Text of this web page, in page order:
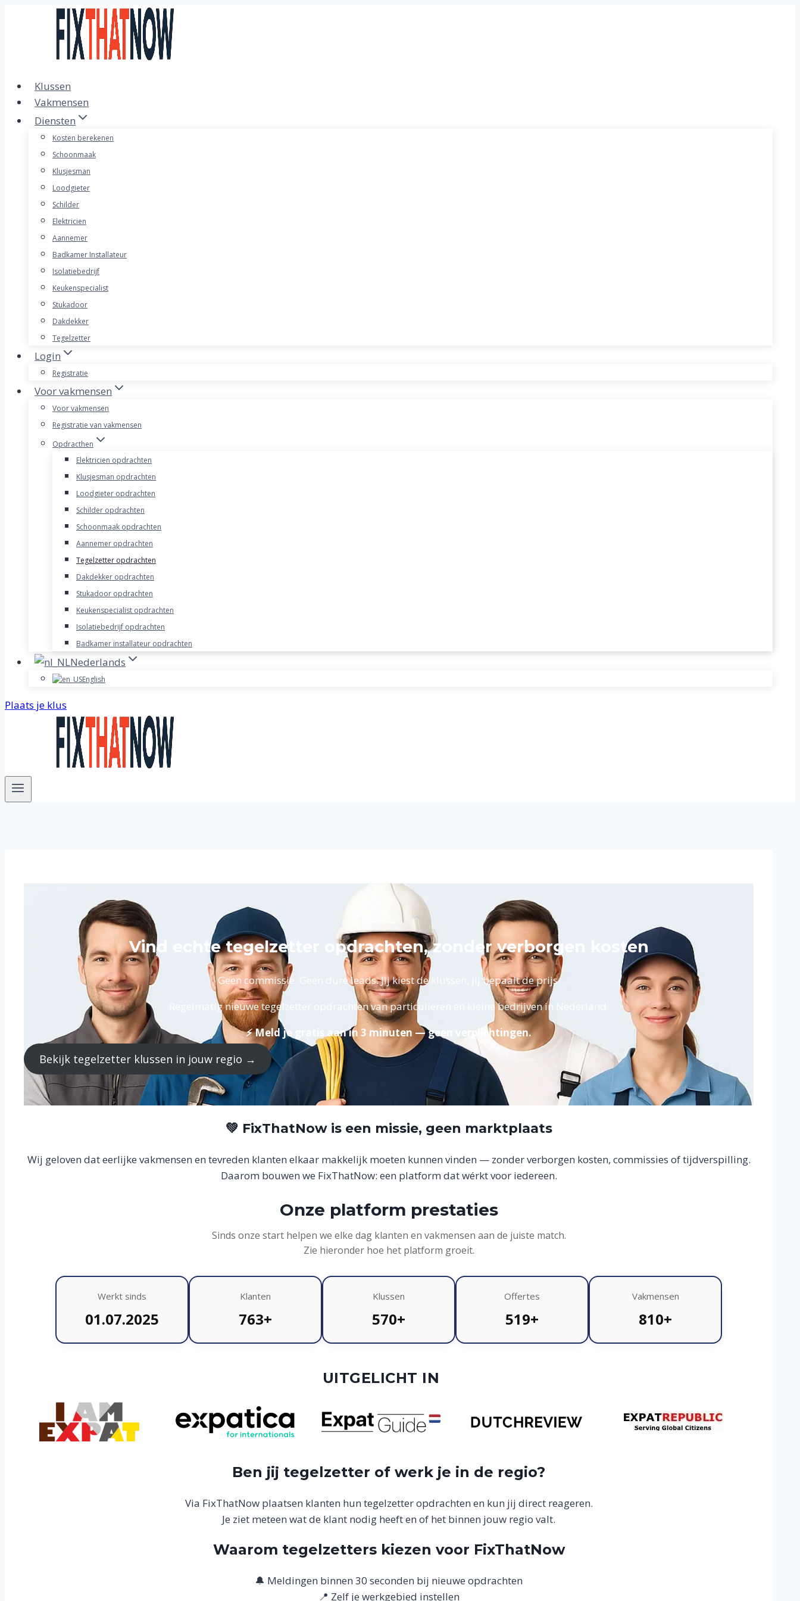
Klussen
Vakmensen
Diensten
Kosten berekenen
Schoonmaak
Klusjesman
Loodgieter
Schilder
Elektricien
Aannemer
Badkamer Installateur
Isolatiebedrijf
Keukenspecialist
Stukadoor
Dakdekker
Tegelzetter
Login
Registratie
Voor vakmensen
Voor vakmensen
Registratie van vakmensen
Opdracthen
Elektricien opdrachten
Klusjesman opdrachten
Loodgieter opdrachten
Schilder opdrachten
Schoonmaak opdrachten
Aannemer opdrachten
Tegelzetter opdrachten
Dakdekker opdrachten
Stukadoor opdrachten
Keukenspecialist opdrachten
Isolatiebedrijf opdrachten
Badkamer installateur opdrachten
Nederlands
English
Plaats je klus
Vind echte tegelzetter opdrachten, zonder verborgen kosten
Geen commissie. Geen dure leads. Jij kiest de klussen, jij bepaalt de prijs.
Regelmatig nieuwe tegelzetter opdrachten van particulieren en kleine bedrijven in Nederland.
⚡ Meld je gratis aan in 3 minuten — geen verplichtingen.
Bekijk tegelzetter klussen in jouw regio →
💚 FixThatNow is een missie, geen marktplaats
Wij geloven dat eerlijke vakmensen en tevreden klanten elkaar makkelijk moeten kunnen vinden — zonder verborgen kosten, commissies of tijdverspilling.
Daarom bouwen we FixThatNow: een platform dat wérkt voor iedereen.
Onze platform prestaties
Sinds onze start helpen we elke dag klanten en vakmensen aan de juiste match.
Zie hieronder hoe het platform groeit.
Werkt sinds
01.07.2025
Klanten
763+
Klussen
570+
Offertes
519+
Vakmensen
810+
UITGELICHT IN
Ben jij tegelzetter of werk je in de regio?
Via FixThatNow plaatsen klanten hun tegelzetter opdrachten en kun jij direct reageren.
Je ziet meteen wat de klant nodig heeft en of het binnen jouw regio valt.
Waarom tegelzetters kiezen voor FixThatNow
🔔 Meldingen binnen 30 seconden bij nieuwe opdrachten
📍 Zelf je werkgebied instellen